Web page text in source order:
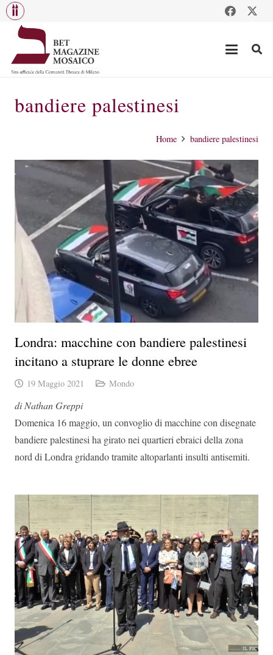
bandiere palestinesi
Home bandiere palestinesi
Londra: macchine con bandiere palestinesi
incitano a stuprare le donne ebree
19 Maggio 2021 Mondo
di Nathan Greppi
Domenica 16 maggio, un convoglio di macchine con disegnate
bandiere palestinesi ha girato nei quartieri ebraici della zona
nord di Londra gridando tramite altoparlanti insulti antisemiti.